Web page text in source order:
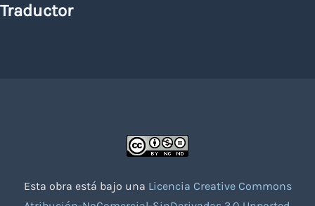
Traductor
Esta obra está bajo una Licencia Creative Commons